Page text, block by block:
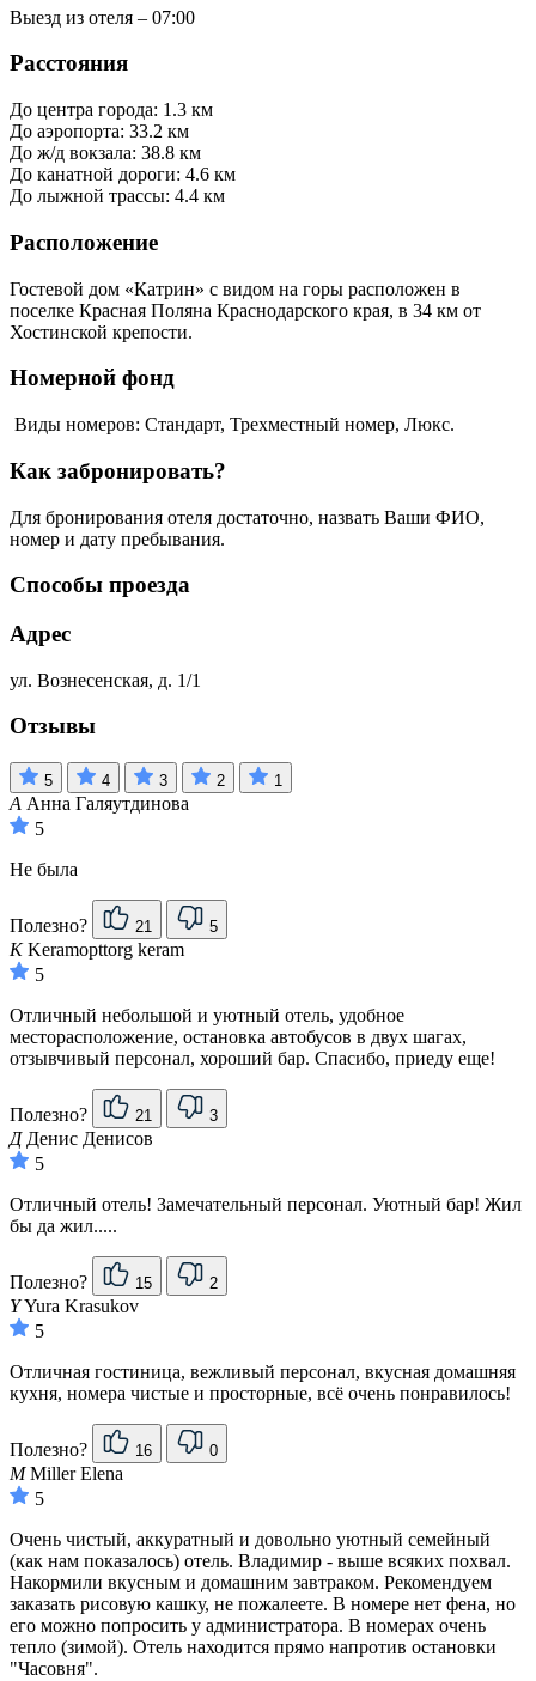
Выезд из отеля – 07:00
Расстояния
До центра города: 1.3 км
До аэропорта: 33.2 км
До ж/д вокзала: 38.8 км
До канатной дороги: 4.6 км
До лыжной трассы: 4.4 км
Расположение
Гостевой дом «Катрин» с видом на горы расположен в
поселке Красная Поляна Краснодарского края, в 34 км от
Хостинской крепости.
Номерной фонд
Виды номеров: Стандарт, Трехместный номер, Люкс.
Как забронировать?
Для бронирования отеля достаточно, назвать Ваши ФИО,
номер и дату пребывания.
Способы проезда
Адрес
ул. Вознесенская, д. 1/1
Отзывы
5 4 3 2 1
А Анна Галяутдинова
5
Не была
Полезно? 21 5
KKeramopttorg keram
5
Отличный небольшой и уютный отель, удобное
месторасположение, остановка автобусов в двух шагах,
отзывчивый персонал, хороший бар. Спасибо, приеду еще!
Полезно? 21 3
ДДенис Денисов
5
Отличный отель! Замечательный персонал. Уютный бар! Жил
бы да жил.....
Полезно? 15 2
YYura Krasukov
5
Отличная гостиница, вежливый персонал, вкусная домашняя
кухня, номера чистые и просторные, всё очень понравилось!
Полезно? 16 0
MMiller Elena
5
Очень чистый, аккуратный и довольно уютный семейный
(как нам показалось) отель. Владимир - выше всяких похвал.
Накормили вкусным и домашним завтраком. Рекомендуем
заказать рисовую кашку, не пожалеете. В номере нет фена, но
его можно попросить у администратора. В номерах очень
тепло (зимой). Отель находится прямо напротив остановки
"Часовня".